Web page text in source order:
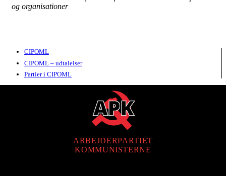
og organisationer
CIPOML
CIPOML – udtalelser
Partier i CIPOML
ARBEJDERPARTIET
KOMMUNISTERNE